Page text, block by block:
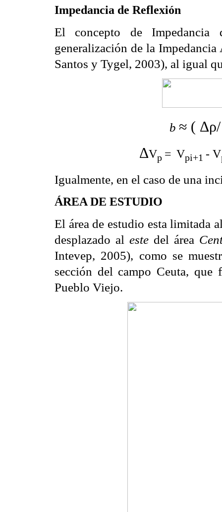
Impedancia de Reflexión
El concepto de
generalización de la
Santos y Tygel, 2003), al igual
b ≈ (
ΔVp = Vpi+1 - V
Igualmente, en el caso de una
ÁREA DE ESTUDIO
El área de estudio esta limitada
desplazado al este del área
Intevep, 2005), como se
sección del campo Ceuta, que
Pueblo Viejo.